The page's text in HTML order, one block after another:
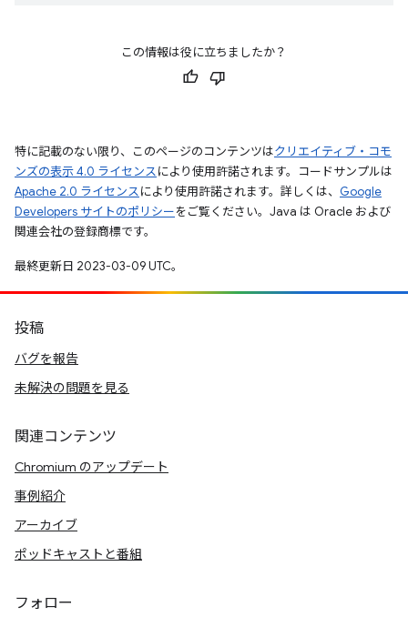
この情報は役に立ちましたか？
特に記載のない限り、このページのコンテンツはクリエイティブ・コモ
ンズの表示 4.0 ライセンスにより使用許諾されます。コードサンプルは
Apache 2.0 ライセンスにより使用許諾されます。詳しくは、 Google
Developers サイトのポリシーをご覧ください。Java は Oracle および
関連会社の登録商標です。
最終更新日 2023-03-09 UTC。
投稿
バグを報告
未解決の問題を見る
関連コンテンツ
Chromium のアップデート
事例紹介
アーカイブ
ポッドキャストと番組
フォロー